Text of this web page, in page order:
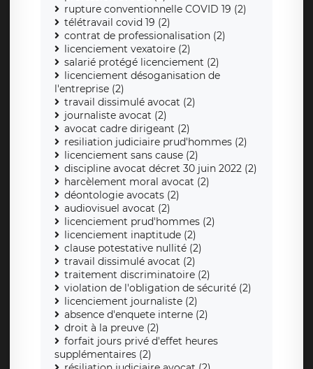
rupture conventionnelle COVID 19 (2)
télétravail covid 19 (2)
contrat de professionalisation (2)
licenciement vexatoire (2)
salarié protégé licenciement (2)
licenciement désoganisation de
l'entreprise (2)
travail dissimulé avocat (2)
journaliste avocat (2)
avocat cadre dirigeant (2)
resiliation judiciaire prud'hommes (2)
licenciement sans cause (2)
discipline avocat décret 30 juin 2022 (2)
harcèlement moral avocat (2)
déontologie avocats (2)
audiovisuel avocat (2)
licenciement prud'hommes (2)
licenciement inaptitude (2)
clause potestative nullité (2)
travail dissimulé avocat (2)
traitement discriminatoire (2)
violation de l'obligation de sécurité (2)
licenciement journaliste (2)
absence d'enquete interne (2)
droit à la preuve (2)
forfait jours privé d'effet heures
supplémentaires (2)